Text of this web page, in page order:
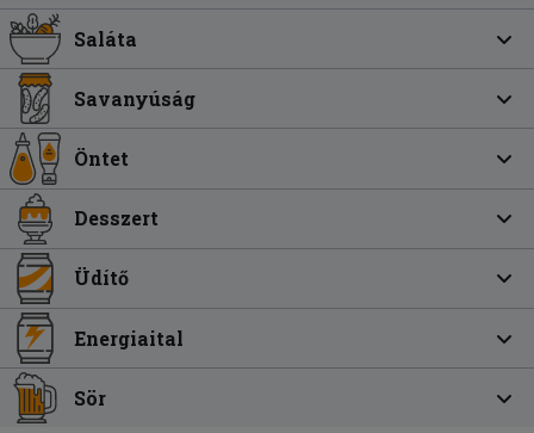
Saláta
Savanyúság
Öntet
Desszert
Üdítő
Energiaital
Sör